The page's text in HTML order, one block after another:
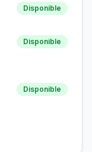
Disponible
Disponible
Disponible